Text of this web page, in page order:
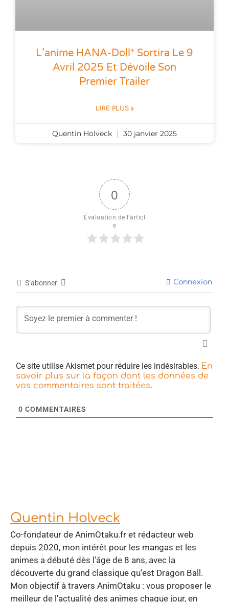
L’anime HANA-Doll* Sortira Le 9
Avril 2025 Et Dévoile Son
Premier Trailer
LIRE PLUS »
Quentin Holveck 30 janvier 2025
0
Évaluation de l'articl
e
S’abonner Connexion
Ce site utilise Akismet pour réduire les indésirables. En
savoir plus sur la façon dont les données de
vos commentaires sont traitées.
0 COMMENTAIRES
Quentin Holveck
Co-fondateur de AnimOtaku.fr et rédacteur web
depuis 2020, mon intérêt pour les mangas et les
animes a débuté dès l'âge de 8 ans, avec la
découverte du grand classique qu'est Dragon Ball.
Mon objectif à travers AnimOtaku : vous proposer le
meilleur de l'actualité des animes chaque jour, en